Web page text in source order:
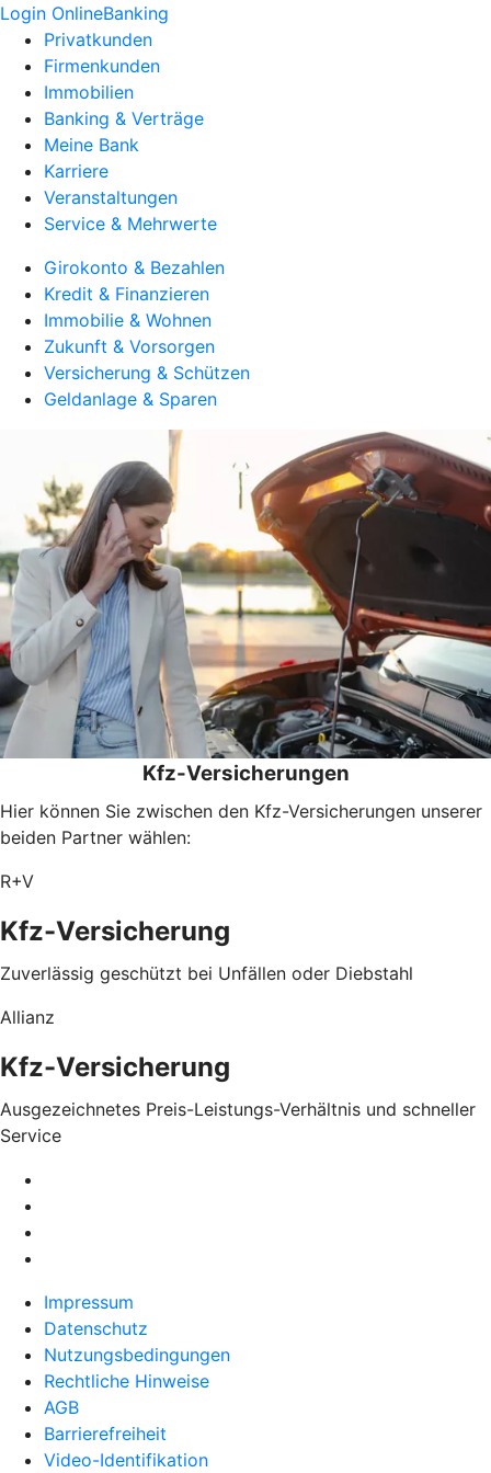
Login OnlineBanking
Privatkunden
Firmenkunden
Immobilien
Banking & Verträge
Meine Bank
Karriere
Veranstaltungen
Service & Mehrwerte
Girokonto & Bezahlen
Kredit & Finanzieren
Immobilie & Wohnen
Zukunft & Vorsorgen
Versicherung & Schützen
Geldanlage & Sparen
Kfz-Versicherungen
Hier können Sie zwischen den Kfz-Versicherungen unserer
beiden Partner wählen:
R+V
Kfz-Versicherung
Zuverlässig geschützt bei Unfällen oder Diebstahl
Allianz
Kfz-Versicherung
Ausgezeichnetes Preis-Leistungs-Verhältnis und schneller
Service
Impressum
Datenschutz
Nutzungsbedingungen
Rechtliche Hinweise
AGB
Barrierefreiheit
Video-Identifikation